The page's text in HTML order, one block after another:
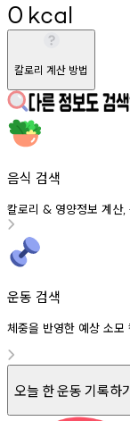
0 kcal
칼로리 계산 방법
음식 검색
칼로리 & 영양정보 계산,
운동 검색
체중을 반영한 예상 소모
오늘 한 운동 기록하